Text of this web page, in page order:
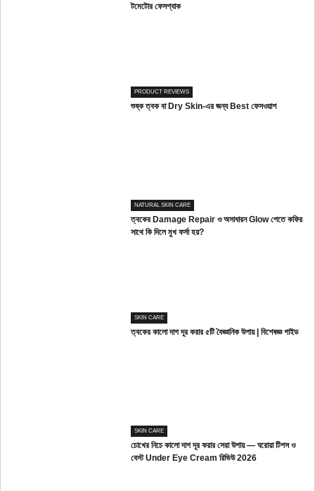
টমেটোর ফেসপ্যাক
PRODUCT REVIEWS
শুষ্ক ত্বক বা Dry Skin-এর জন্য Best ফেসওয়াশ
NATURAL SKIN CARE
ত্বকের Damage Repair ও অসাধারন Glow পেতে কফির
সাথে কি দিলে মুখ ফর্সা হয়?
SKIN CARE
ত্বকের কালো দাগ দূর করার ৫টি বৈজ্ঞানিক উপায় | বিশেষজ্ঞ গাইড
SKIN CARE
চোখের নিচে কালো দাগ দূর করার সেরা উপায় — ঘরোয়া টিপস ও
বেস্ট Under Eye Cream রিভিউ 2026